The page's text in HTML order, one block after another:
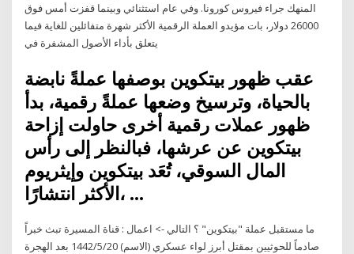
المنهك جراء فيروس كورونا. وفي عام استثنائي وبينما قفزت أمس فوق
26000 دولار، بات مؤيدو العملة الرقمية الأكثر شهرة متفائلين للغاية فيما
يتعلق بأداء الأصول المشفرة في
عقب ظهور بيتكوين بوصفها عملةً نابضة
بالحياة، وترسيخ وضعها عملةً رقمية، بدأ
ظهور عملات رقمية أخرى حاولت إزاحة
بيتكوين عن عرشها، فبالنظر إلى رأس
المال السوقي، تُعَد بيتكوين وإيثريوم
الأكثر انتشارًا، …
ما مستقبل عملة "بيتكوين" ؟ التالي -> اعمال : قناة المسيرة تبث خبراً
صادماً للحوثيين بمقتل أبرز لواء عسكري (الاسم) 20‏‏/5‏‏/1442 بعد الهجرة